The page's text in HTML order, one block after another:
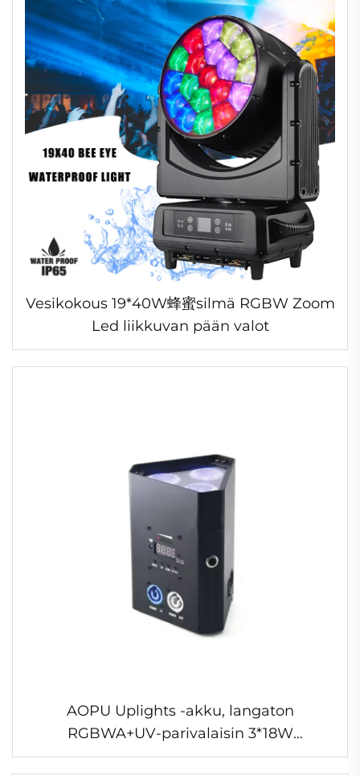
Vesikokous 19*40W蜂蜜silmä RGBW Zoom
Led liikkuvan pään valot
AOPU Uplights -akku, langaton
RGBWA+UV-parivalaisin 3*18W
DMX/IR/APP-ohjauksella, akkukäyttöinen